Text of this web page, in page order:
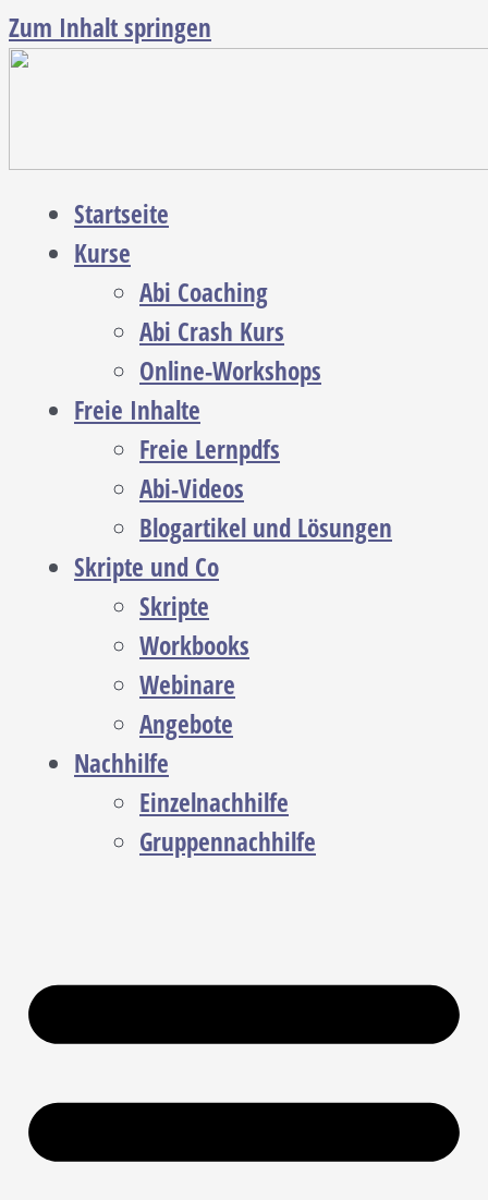
Zum Inhalt springen
Startseite
Kurse
Abi Coaching
Abi Crash Kurs
Online-Workshops
Freie Inhalte
Freie Lernpdfs
Abi-Videos
Blogartikel und Lösungen
Skripte und Co
Skripte
Workbooks
Webinare
Angebote
Nachhilfe
Einzelnachhilfe
Gruppennachhilfe